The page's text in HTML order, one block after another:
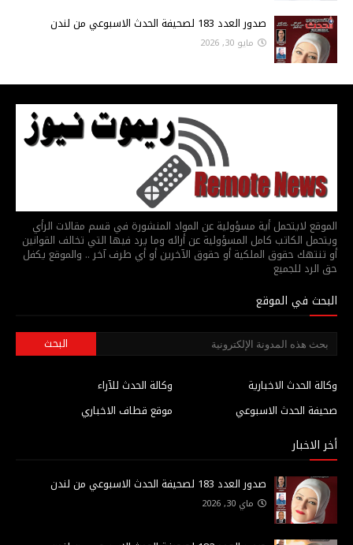
صدور العدد 183 لصحيفة الحدث الاسبوعي من لندن
مايو 30, 2026
الموقع لايتحمل أية مسؤولية عن المواد المنشورة في قسم مقالات الرأي
ويتحمل الكاتب كامل المسؤولية عن أرائه وما يرد فيها التي تخالف القوانين
أو تنتهك حقوق الملكية أو حقوق الآخرين أو أي طرف آخر .. والموقع يكفل
حق الرد للجميع
البحث في الموقع
وكالة الحدث للآراء
وكالة الحدث الاخبارية
موقع قطاف الاخباري
صحيفة الحدث الاسبوعي
أخر الاخبار
صدور العدد 183 لصحيفة الحدث الاسبوعي من لندن
ماي 30, 2026